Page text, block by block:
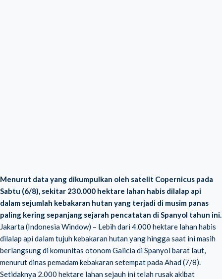
Menurut data yang dikumpulkan oleh satelit Copernicus pada
Sabtu (6/8), sekitar 230.000 hektare lahan habis dilalap api
dalam sejumlah kebakaran hutan yang terjadi di musim panas
paling kering sepanjang sejarah pencatatan di Spanyol tahun ini.
Jakarta (Indonesia Window) – Lebih dari 4.000 hektare lahan habis
dilalap api dalam tujuh kebakaran hutan yang hingga saat ini masih
berlangsung di komunitas otonom Galicia di Spanyol barat laut,
menurut dinas pemadam kebakaran setempat pada Ahad (7/8).
Setidaknya 2.000 hektare lahan sejauh ini telah rusak akibat